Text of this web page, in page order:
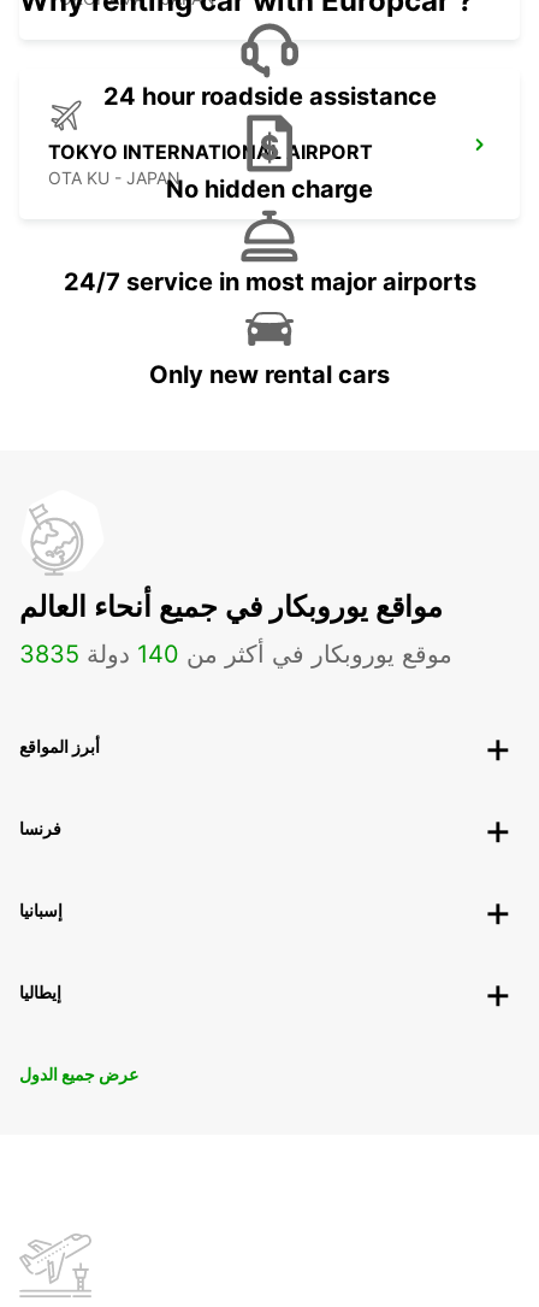
TOKYO INTERNATIONAL AIRPORT
OTA KU - JAPAN
24 hour roadside assistance
No hidden charge
24/7 service in most major airports
Only new rental cars
مواقع يوروبكار في جميع أنحاء العالم
3835 موقع يوروبكار في أكثر من 140 دولة
أبرز المواقع
فرنسا
إسبانيا
إيطاليا
عرض جميع الدول